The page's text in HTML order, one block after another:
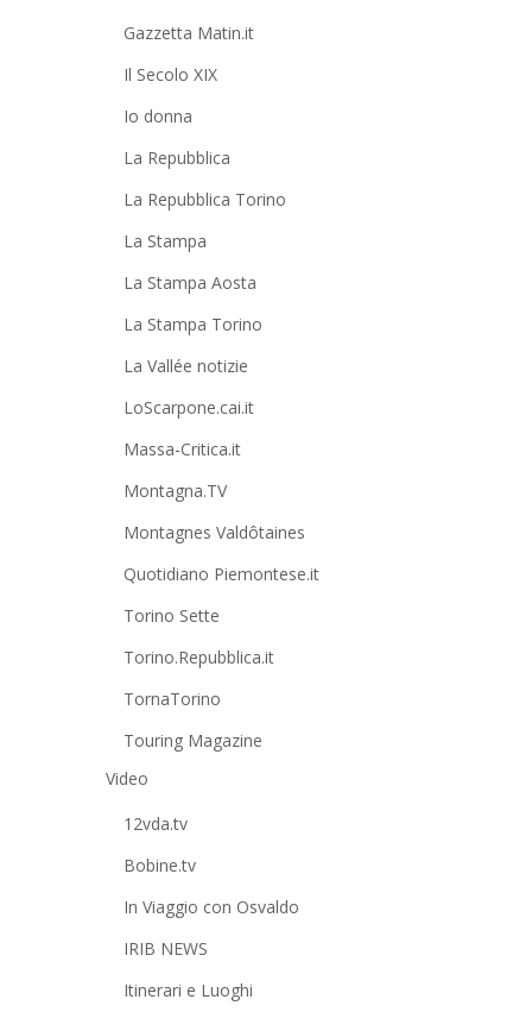
Gazzetta Matin.it
Il Secolo XIX
Io donna
La Repubblica
La Repubblica Torino
La Stampa
La Stampa Aosta
La Stampa Torino
La Vallée notizie
LoScarpone.cai.it
Massa-Critica.it
Montagna.TV
Montagnes Valdôtaines
Quotidiano Piemontese.it
Torino Sette
Torino.Repubblica.it
TornaTorino
Touring Magazine
Video
12vda.tv
Bobine.tv
In Viaggio con Osvaldo
IRIB NEWS
Itinerari e Luoghi